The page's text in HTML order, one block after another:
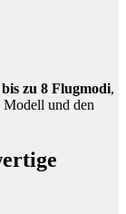
bis zu 8 Flugmodi,
Modell und den